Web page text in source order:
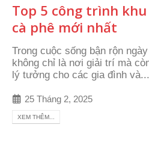
Top 5 công trình
cà phê mới nhất
Trong cuộc sống bận rộn
không chỉ là nơi giải trí mà
lý tưởng cho các gia đình và...
25 Tháng 2, 2025
XEM THÊM...